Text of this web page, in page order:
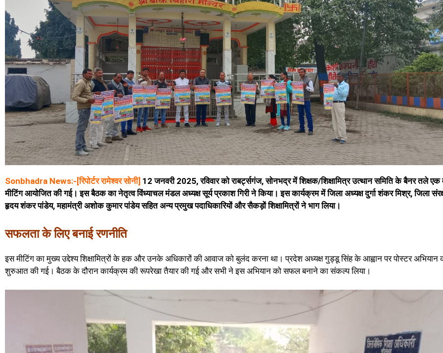
Sonbhadra News:-[रिपोर्टर रामेश्वर सोनी] 12 जनवरी 2025, रविवार को राबर्ट्सगंज, सोनभद्र में शिक्षक/शिक्षामित्र उत्थान समिति के बैनर तले एक
मीटिंग आयोजित की गई। इस बैठक का नेतृत्व विंध्याचल मंडल अध्यक्ष सूर्य प्रकाश गिरी ने किया। इस कार्यक्रम में जिला अध्यक्ष दुर्गा शंकर मिश्र, जिला
हृदय शंकर पांडेय, महामंत्री अशोक कुमार पांडेय सहित अन्य प्रमुख पदाधिकारियों और सैकड़ों शिक्षामित्रों ने भाग लिया।
सफलता के लिए बनाई रणनीति
इस मीटिंग का मुख्य उद्देश्य शिक्षामित्रों के हक और उनके अधिकारों की आवाज को बुलंद करना था। प्रदेश अध्यक्ष गुड्डू सिंह के आह्वान पर पोस्टर अभियान
शुरुआत की गई। बैठक के दौरान कार्यक्रम की रूपरेखा तैयार की गई और सभी ने इस अभियान को सफल बनाने का संकल्प लिया।